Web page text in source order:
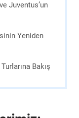
Juventus’un
Yeniden
Bakış